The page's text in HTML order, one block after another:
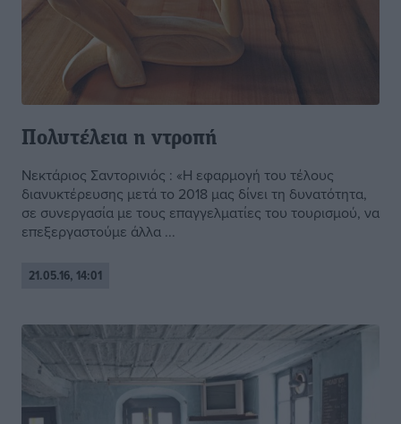
Πολυτέλεια η ντροπή
Νεκτάριος Σαντορινιός : «Η εφαρμογή του τέλους
διανυκτέρευσης μετά το 2018 μας δίνει τη δυνατότητα,
σε συνεργασία με τους επαγγελματίες του τουρισμού, να
επεξεργαστούμε άλλα ...
21.05.16, 14:01